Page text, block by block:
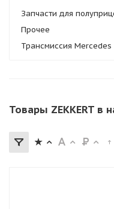
Запчасти для
Прочее
Трансмиссия Mercedes
Товары ZEKKERT в